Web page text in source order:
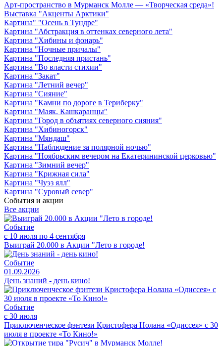
Арт-пространство в Мурманск Молле — «Творческая среда»!
Выставка "Акценты Арктики"
Картина" "Осень в Тундре"
Картина "Абстракция в оттенках северного лета"
Картина "Хибины и фонарь"
Картина "Ночные причалы"
Картина "Последняя пристань"
Картина "Во власти стихии"
Картина "Закат"
Картина "Летний вечер"
Картина "Сияние"
Картина "Камни по дороге в Териберку"
Картина "Маяк. Кашкаранцы"
Картина "Город в объятиях северного сияния"
Картина "Хибиногорск"
Картина "Мяндаш"
Картина "Наблюдение за полярной ночью"
Картина "Ноябрьским вечером на Екатерининской церковью"
Картина "Зимний вечер"
Картина "Крижная сила"
Картина "Чуэз ялл"
Картина "Суровый север"
События и акции
Все акции
Событие
с 10 июля по 4 сентября
Выиграй 20.000 в Акции "Лето в городе!
Событие
01.09.2026
День знаний - день кино!
Событие
с 30 июля
Приключенческое фэнтези Кристофера Нолана «Одиссея» с 30
июля в проекте «То Кино!»